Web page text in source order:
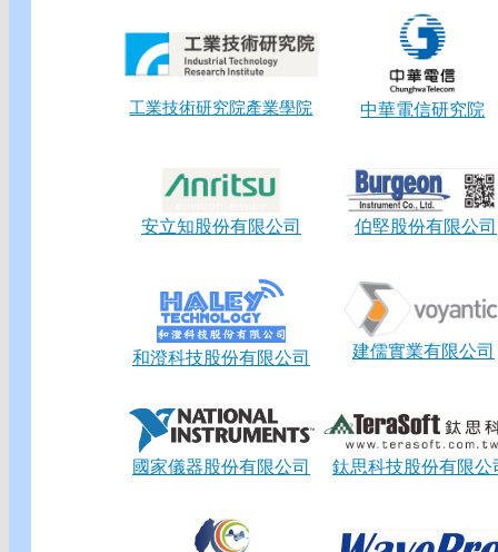
工業技術研究院產業學院 中華電信研究院
安立知股份有限公司 伯堅股份有限公司
和澄科技股份有限公司 建儒實業有限公司
國家儀器股份有限公司 鈦思科技股份有限公